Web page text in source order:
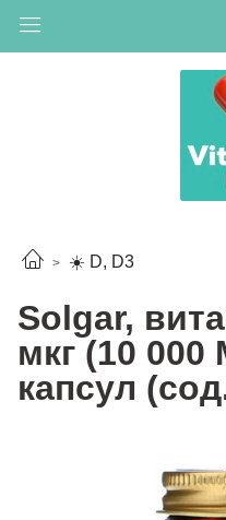
☀️ D, D3
Solgar,
мкг (10 000
капсул